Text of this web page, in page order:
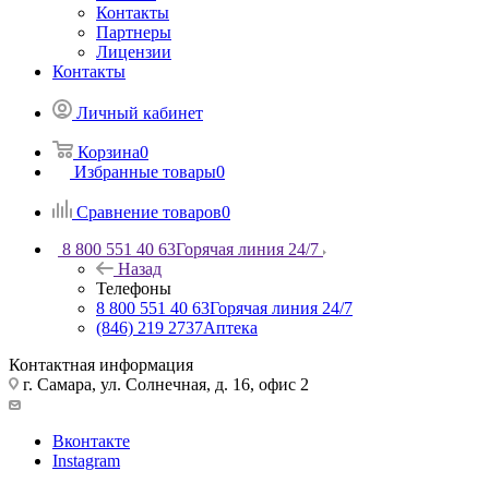
Контакты
Партнеры
Лицензии
Контакты
Личный кабинет
Корзина0
Избранные товары0
Сравнение товаров0
8 800 551 40 63Горячая линия 24/7
Назад
Телефоны
8 800 551 40 63Горячая линия 24/7
(846) 219 2737Аптека
Контактная информация
г. Самара, ул. Солнечная, д. 16, офис 2
Вконтакте
Instagram